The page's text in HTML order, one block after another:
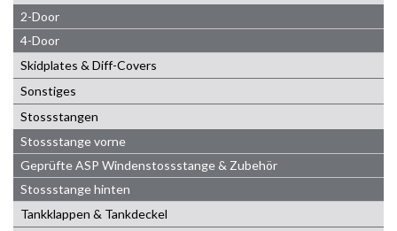
2-Door
4-Door
Skidplates & Diff-Covers
Sonstiges
Stossstangen
Stossstange vorne
Geprüfte ASP Windenstossstange & Zubehör
Stossstange hinten
Tankklappen & Tankdeckel